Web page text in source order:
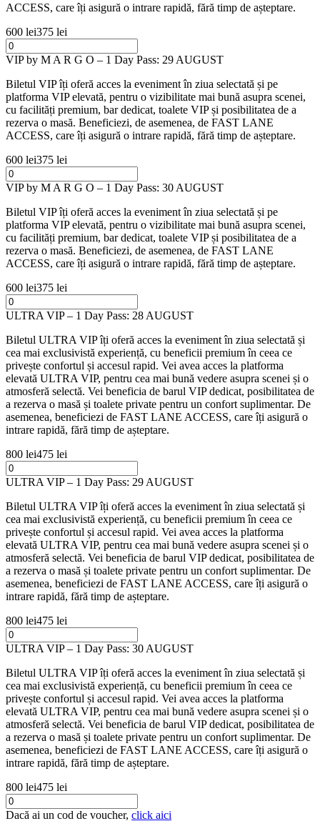
ACCESS, care îți asigură o intrare rapidă, fără timp de așteptare.
600 lei375 lei
VIP by M A R G O – 1 Day Pass: 29 AUGUST
Biletul VIP îți oferă acces la eveniment în ziua selectată și pe
platforma VIP elevată, pentru o vizibilitate mai bună asupra scenei,
cu facilități premium, bar dedicat, toalete VIP și posibilitatea de a
rezerva o masă. Beneficiezi, de asemenea, de FAST LANE
ACCESS, care îți asigură o intrare rapidă, fără timp de așteptare.
600 lei375 lei
VIP by M A R G O – 1 Day Pass: 30 AUGUST
Biletul VIP îți oferă acces la eveniment în ziua selectată și pe
platforma VIP elevată, pentru o vizibilitate mai bună asupra scenei,
cu facilități premium, bar dedicat, toalete VIP și posibilitatea de a
rezerva o masă. Beneficiezi, de asemenea, de FAST LANE
ACCESS, care îți asigură o intrare rapidă, fără timp de așteptare.
600 lei375 lei
ULTRA VIP – 1 Day Pass: 28 AUGUST
Biletul ULTRA VIP îți oferă acces la eveniment în ziua selectată și
cea mai exclusivistă experiență, cu beneficii premium în ceea ce
privește confortul și accesul rapid. Vei avea acces la platforma
elevată ULTRA VIP, pentru cea mai bună vedere asupra scenei și o
atmosferă selectă. Vei beneficia de barul VIP dedicat, posibilitatea de
a rezerva o masă și toalete private pentru un confort suplimentar. De
asemenea, beneficiezi de FAST LANE ACCESS, care îți asigură o
intrare rapidă, fără timp de așteptare.
800 lei475 lei
ULTRA VIP – 1 Day Pass: 29 AUGUST
Biletul ULTRA VIP îți oferă acces la eveniment în ziua selectată și
cea mai exclusivistă experiență, cu beneficii premium în ceea ce
privește confortul și accesul rapid. Vei avea acces la platforma
elevată ULTRA VIP, pentru cea mai bună vedere asupra scenei și o
atmosferă selectă. Vei beneficia de barul VIP dedicat, posibilitatea de
a rezerva o masă și toalete private pentru un confort suplimentar. De
asemenea, beneficiezi de FAST LANE ACCESS, care îți asigură o
intrare rapidă, fără timp de așteptare.
800 lei475 lei
ULTRA VIP – 1 Day Pass: 30 AUGUST
Biletul ULTRA VIP îți oferă acces la eveniment în ziua selectată și
cea mai exclusivistă experiență, cu beneficii premium în ceea ce
privește confortul și accesul rapid. Vei avea acces la platforma
elevată ULTRA VIP, pentru cea mai bună vedere asupra scenei și o
atmosferă selectă. Vei beneficia de barul VIP dedicat, posibilitatea de
a rezerva o masă și toalete private pentru un confort suplimentar. De
asemenea, beneficiezi de FAST LANE ACCESS, care îți asigură o
intrare rapidă, fără timp de așteptare.
800 lei475 lei
Dacă ai un cod de voucher, click aici